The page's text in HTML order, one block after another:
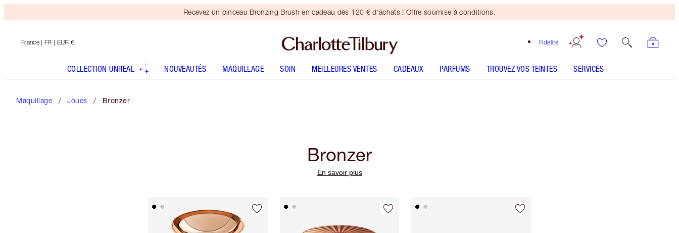
Recevez un pinceau Bronzing Brush en cadeau dès 120 € d'achats ! Offre soumise à conditions.
Fidélité
France | FR | EUR €
COLLECTION UNREAL NOUVEAUTÉS MAQUILLAGE SOIN MEILLEURES VENTES CADEAUX PARFUMS TROUVEZ VOS TEINTES SERVICES
Maquillage Joues Bronzer
Bronzer
En savoir plus